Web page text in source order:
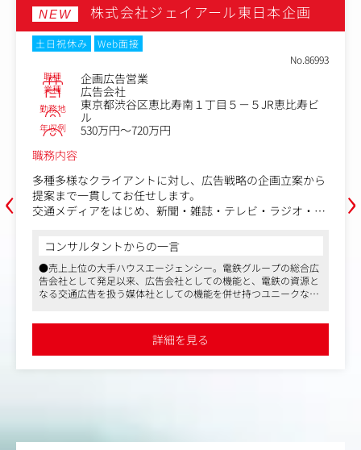
‹
NEW 株式会社ジェイアール東日本企画
土日祝休み
Web面接
No.86993
職種 企画広告営業
業種 広告会社
勤務地
東京都渋谷区恵比寿南１丁目５－５JR恵比寿ビ
ル
年収例
530万円～720万円
職務内容
多種多様なクライアントに対し、広告戦略の企画立案から
提案まで一貫してお任せします。
交通メディアをはじめ、新聞・雑誌・テレビ・ラジオ・デ
課題解決に向けた最適なコミュニケーション設計を行いま
す。
業務はリーダーとともにチーム・ユニットで推進しつつ、
案件規模に応じて社内外のプランナーやクリエイティブな
ど多様な専門人材と連携。プロジェクト全体をリードする
JR東日本グループならではの豊富なアセットと顧客基盤の
もと、社会的影響力の大きな案件に裁量を持って挑戦でき
コンサルタントからの一言
●売上上位の大手ハウスエージェンシー。電鉄グループの総合広
告会社として発足以来、広告会社としての機能と、電鉄の資源と
なる交通広告を扱う媒体社としての機能を併せ持つユニークな会
ざまな資源がもつメディアとしてのポテンシャルを背景に、マス
メディアと駅構内におけるプロモーション、駅・車両メディアの
連動による相乗効果の追求など、従来の広告業務の枠を超えた複
合的なコミュニケーション活動を展開し、成長を続けています
詳細を見る
›